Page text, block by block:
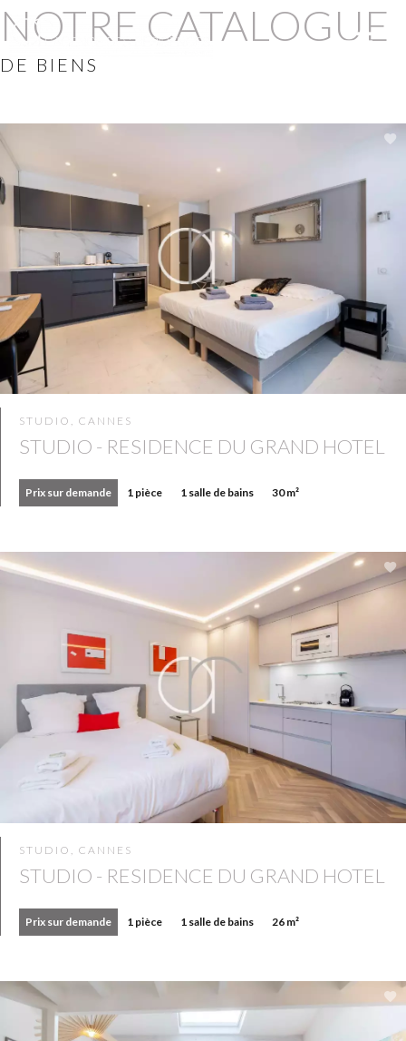
NOTRE CATALOGUE
DE BIENS
STUDIO, CANNES
STUDIO - RESIDENCE DU GRAND HOTEL
Prix sur demande 1 pièce 1 salle de bains 30 m²
STUDIO, CANNES
STUDIO - RESIDENCE DU GRAND HOTEL
Prix sur demande 1 pièce 1 salle de bains 26 m²